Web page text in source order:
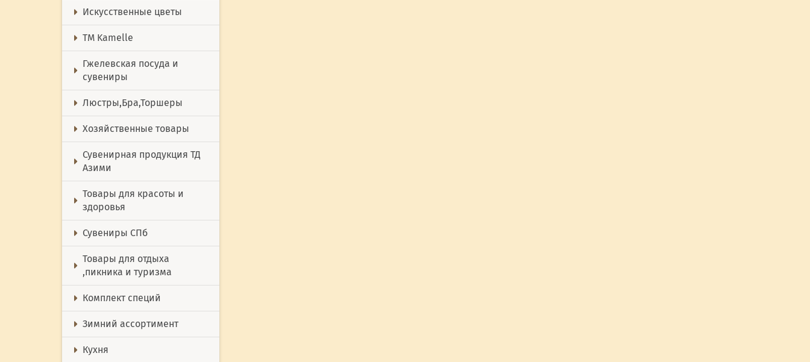
Искусственные цветы
ТМ Kamelle
Гжелевская посуда и
сувениры
Люстры,Бра,Торшеры
Хозяйственные товары
Сувенирная продукция ТД
Азими
Товары для красоты и
здоровья
Сувениры СПб
Товары для отдыха
,пикника и туризма
Комплект специй
Зимний ассортимент
Кухня